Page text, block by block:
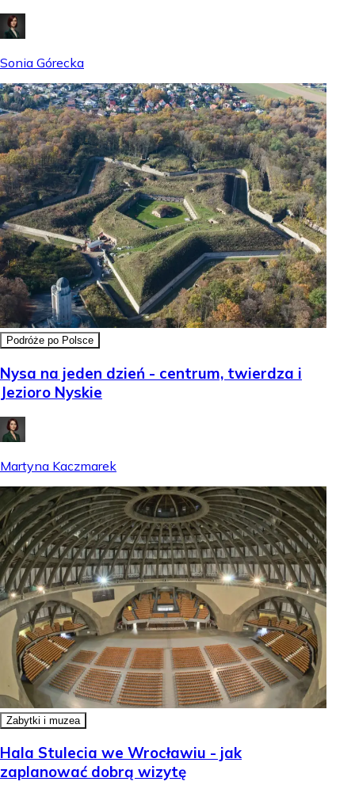
Sonia Górecka
Podróże po Polsce
Nysa na jeden dzień - centrum, twierdza i
Jezioro Nyskie
Martyna Kaczmarek
Zabytki i muzea
Hala Stulecia we Wrocławiu - jak
zaplanować dobrą wizytę